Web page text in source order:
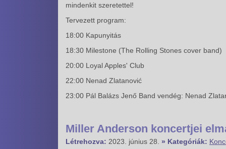
mindenkit szeretettel!
Tervezett program:
18:00 Kapunyitás
18:30 Milestone (The Rolling Stones cover band)
20:00 Loyal Apples' Club
22:00 Nenad Zlatanović
23:00 Pál Balázs Jenő Band vendég: Nenad
Miller Anderson koncertjei
Létrehozva: 2023. június 28. » Kategóriák: